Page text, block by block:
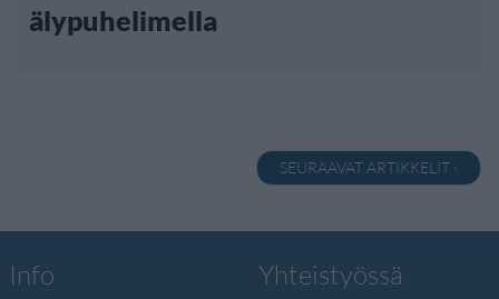
älypuhelimella
SEURAAVAT ARTIKKELIT ›
Info Yhteistyössä